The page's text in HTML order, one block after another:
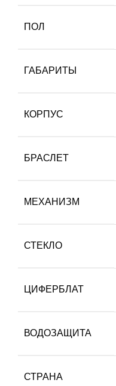
ПОЛ
ГАБАРИТЫ
КОРПУС
БРАСЛЕТ
МЕХАНИЗМ
СТЕКЛО
ЦИФЕРБЛАТ
ВОДОЗАЩИТА
СТРАНА